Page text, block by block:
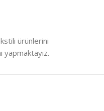
ürünlerini
yapmaktayız.